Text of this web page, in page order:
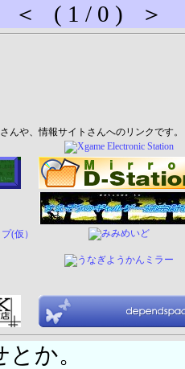
＜ ( 1 / 0 ) ＞
んや、情報サイトさんへのリンクです。
(仮）
か。